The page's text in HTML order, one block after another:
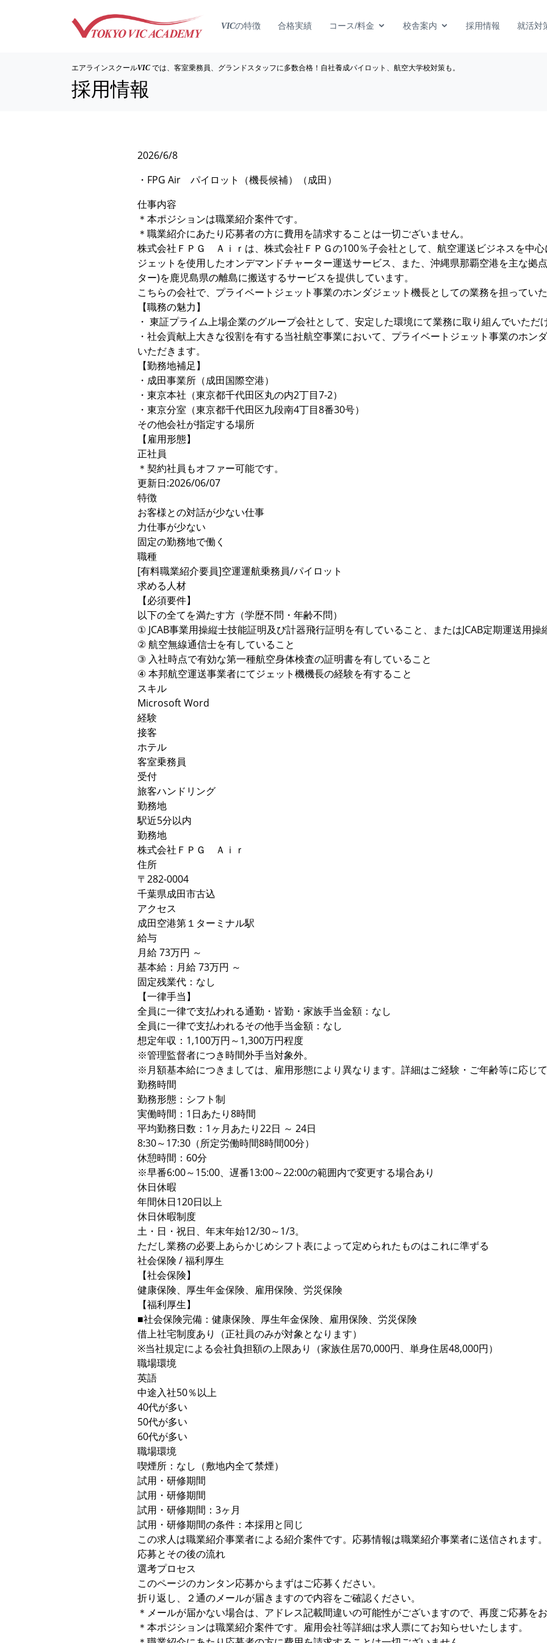
VICの特徴 合格実績 コース/料金 校舎案内 採用情報 就活対
エアラインスクールVIC では、客室乗務員、グランドスタッフに多数合格！自社養成パイロット、航空大学校対策も。
採用情報
2026/6/8
・FPG Air パイロット（機長候補）（成田）
仕事内容
＊本ポジションは職業紹介案件です。
＊職業紹介にあたり応募者の方に費用を請求することは一切ございません。
株式会社ＦＰＧ Ａｉｒは、株式会社ＦＰＧの100％子会社として、航空運送ビジネスを中
ジェットを使用したオンデマンドチャーター運送サービス、また、沖縄県那覇空港を主な拠
ター)を鹿児島県の離島に搬送するサービスを提供しています。
こちらの会社で、プライベートジェット事業のホンダジェット機長としての業務を担ってい
【職務の魅力】
・ 東証プライム上場企業のグループ会社として、安定した環境にて業務に取り組んでいただけ
・社会貢献上大きな役割を有する当社航空事業において、プライベートジェット事業のホン
いただきます。
【勤務地補足】
・成田事業所（成田国際空港）
・東京本社（東京都千代田区丸の内2丁目7-2）
・東京分室（東京都千代田区九段南4丁目8番30号）
その他会社が指定する場所
【雇用形態】
正社員
＊契約社員もオファー可能です。
更新日:2026/06/07
特徴
お客様との対話が少ない仕事
力仕事が少ない
固定の勤務地で働く
職種
[有料職業紹介要員]空運運航乗務員/パイロット
求める人材
【必須要件】
以下の全てを満たす方（学歴不問・年齢不問）
① JCAB事業用操縦士技能証明及び計器飛行証明を有していること、またはJCAB定期運送用
② 航空無線通信士を有していること
③ 入社時点で有効な第一種航空身体検査の証明書を有していること
④ 本邦航空運送事業者にてジェット機機長の経験を有すること
スキル
Microsoft Word
経験
接客
ホテル
客室乗務員
受付
旅客ハンドリング
勤務地
駅近5分以内
勤務地
株式会社ＦＰＧ Ａｉｒ
住所
〒282-0004
千葉県成田市古込
アクセス
成田空港第１ターミナル駅
給与
月給 73万円 ～
基本給：月給 73万円 ～
固定残業代：なし
【一律手当】
全員に一律で支払われる通勤・皆勤・家族手当金額：なし
全員に一律で支払われるその他手当金額：なし
想定年収：1,100万円～1,300万円程度
※管理監督者につき時間外手当対象外。
※月額基本給につきましては、雇用形態により異なります。詳細はご経験・ご年齢等に応じて
勤務時間
勤務形態：シフト制
実働時間：1日あたり8時間
平均勤務日数：1ヶ月あたり22日 ～ 24日
8:30～17:30（所定労働時間8時間00分）
休憩時間：60分
※早番6:00～15:00、遅番13:00～22:00の範囲内で変更する場合あり
休日休暇
年間休日120日以上
休日休暇制度
土・日・祝日、年末年始12/30～1/3。
ただし業務の必要上あらかじめシフト表によって定められたものはこれに準ずる
社会保険 / 福利厚生
【社会保険】
健康保険、厚生年金保険、雇用保険、労災保険
【福利厚生】
■社会保険完備：健康保険、厚生年金保険、雇用保険、労災保険
借上社宅制度あり（正社員のみが対象となります）
※当社規定による会社負担額の上限あり（家族住居70,000円、単身住居48,000円）
職場環境
英語
中途入社50％以上
40代が多い
50代が多い
60代が多い
職場環境
喫煙所：なし（敷地内全て禁煙）
試用・研修期間
試用・研修期間
試用・研修期間：3ヶ月
試用・研修期間の条件：本採用と同じ
この求人は職業紹介事業者による紹介案件です。応募情報は職業紹介事業者に送信されます。
応募とその後の流れ
選考プロセス
このページのカンタン応募からまずはご応募ください。
折り返し、２通のメールが届きますので内容をご確認ください。
＊メールが届かない場合は、アドレス記載間違いの可能性がございますので、再度ご応募をお
＊本ポジションは職業紹介案件です。雇用会社等詳細は求人票にてお知らせいたします。